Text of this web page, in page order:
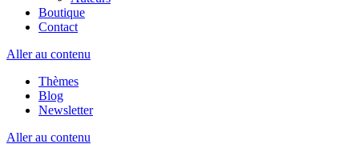
Boutique
Contact
Aller au contenu
Thèmes
Blog
Newsletter
Aller au contenu